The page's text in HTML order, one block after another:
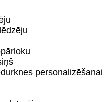
personalizēšanai